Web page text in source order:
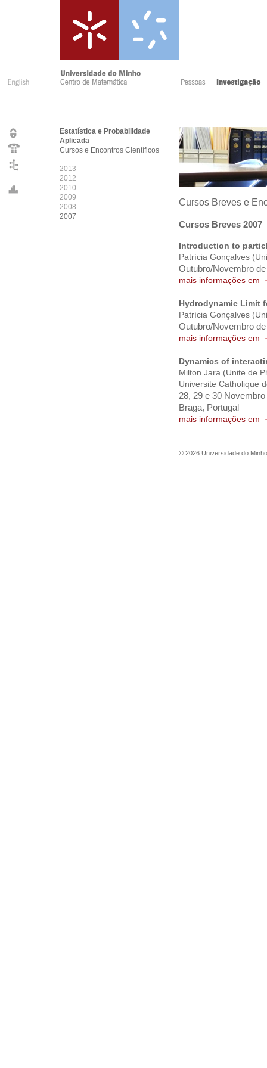
Estatística e Probabilidade
Aplicada
Cursos e Encontros Científicos
2013
2012
2010
2009
2008
2007
Cursos Breves e
Cursos Breves 2007
Introduction to
Patrícia Gonçalves
Outubro/Novembro
mais informações em
Hydrodynamic Limit
Patrícia Gonçalves
Outubro/Novembro
mais informações em
Dynamics of
Milton Jara (Unite de
Universite Catholique
28, 29 e 30 Novembro
Braga, Portugal
mais informações em
© 2026 Universidade do Minho